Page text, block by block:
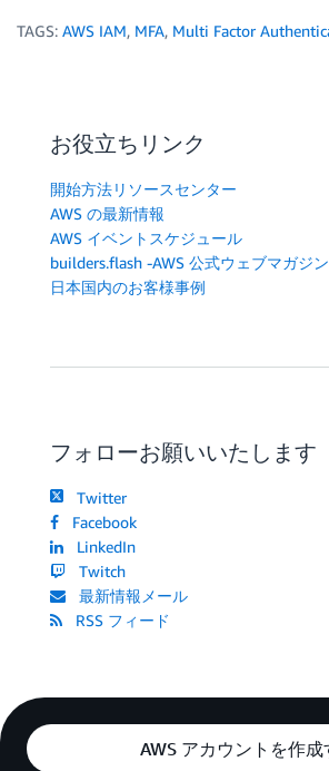
TAGS: AWS IAM, MFA, Multi Factor
お役立ちリンク
開始方法リソースセンター
AWS の最新情報
AWS イベントスケジュール
builders.flash -AWS 公式ウェブマガジン
日本国内のお客様事例
フォローお願いいたします
Twitter
Facebook
LinkedIn
Twitch
最新情報メール
RSS フィード
AWS アカウントを作成